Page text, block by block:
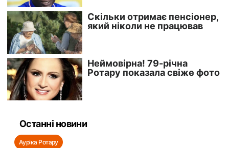
Останні новини
Ауріка Ротару